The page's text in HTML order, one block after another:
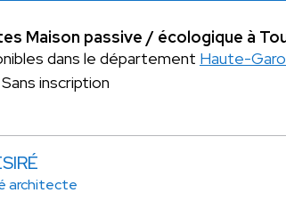
Maison passive / écologique à
dans le département Haute-
Sans inscription
architecte